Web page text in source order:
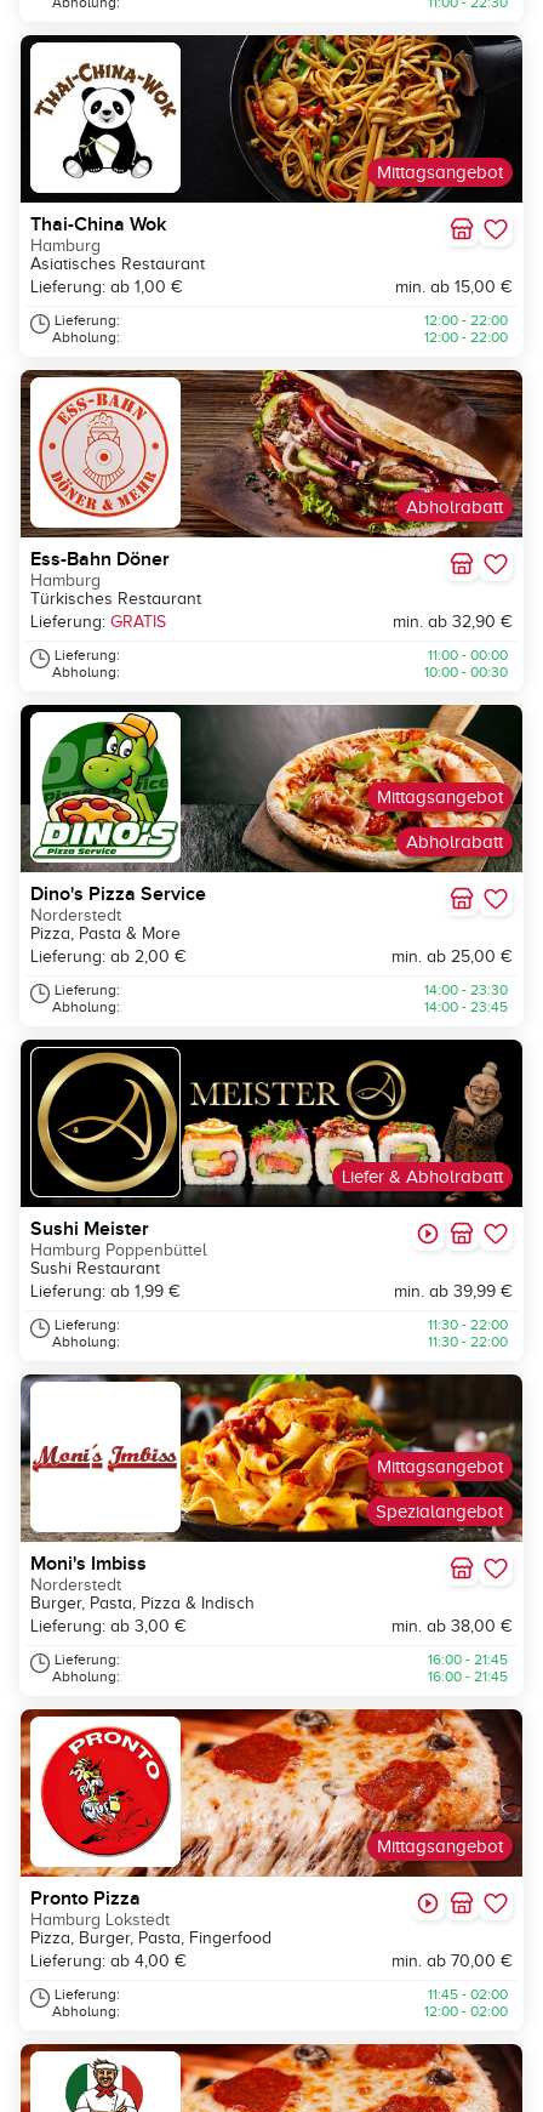
Mittagsangebot
Thai-China Wok
Hamburg
Asiatisches Restaurant
Lieferung: ab 1,00 €
min. ab 15,00 €
Lieferung:
Abholung:
12:00 - 22:00
12:00 - 22:00
Abholrabatt
Ess-Bahn Döner
Hamburg
Türkisches Restaurant
Lieferung: GRATIS min. ab 32,90 €
Lieferung:
Abholung:
11:00 - 00:00
10:00 - 00:30
Abholrabatt
Mittagsangebot
Dino's Pizza Service
Norderstedt
Pizza, Pasta & More
Lieferung: ab 2,00 €
min. ab 25,00 €
Lieferung:
Abholung:
14:00 - 23:30
14:00 - 23:45
Liefer & Abholrabatt
Sushi Meister
Hamburg Poppenbüttel
Sushi Restaurant
Lieferung: ab 1,99 €
min. ab 39,99 €
Lieferung:
Abholung:
11:30 - 22:00
11:30 - 22:00
Spezialangebot
Mittagsangebot
Moni's Imbiss
Norderstedt
Burger, Pasta, Pizza & Indisch
Lieferung: ab 3,00 €
min. ab 38,00 €
Lieferung:
Abholung:
16:00 - 21:45
16:00 - 21:45
Mittagsangebot
Pronto Pizza
Hamburg Lokstedt
Pizza, Burger, Pasta, Fingerfood
Lieferung: ab 4,00 €
min. ab 70,00 €
Lieferung:
Abholung:
11:45 - 02:00
12:00 - 02:00